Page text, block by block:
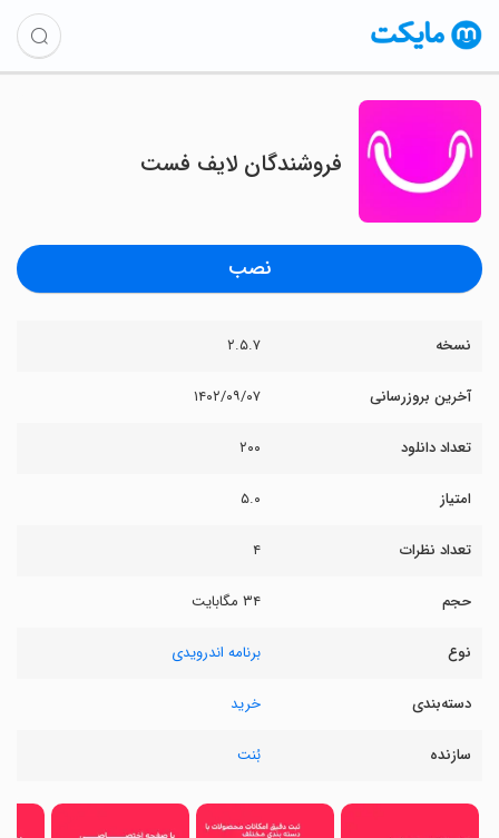
فروشندگان لایف فست
نصب
نسخه ۲.۵.۷
آخرین بروزرسانی ۱۴۰۲/۰۹/۰۷
تعداد دانلود ۲۰۰
امتیاز ۵.۰
تعداد نظرات ۴
حجم ۳۴ مگابایت
نوع برنامه اندرویدی
دسته‌بندی خرید
سازنده بُنت